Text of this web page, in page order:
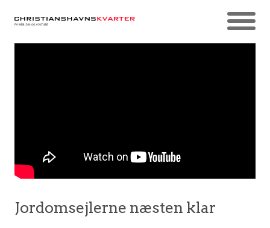
Jordomsejlerne næsten klar